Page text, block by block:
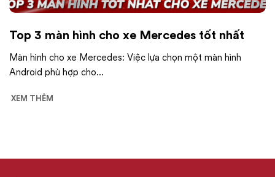
Top 3 màn hình cho xe Mercedes tốt nhất
Màn hình cho xe Mercedes: Việc lựa chọn một màn hình
Android phù hợp cho...
XEM THÊM